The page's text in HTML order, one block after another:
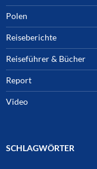
Polen
Reiseberichte
Reiseführer & Bücher
Report
Video
SCHLAGWÖRTER